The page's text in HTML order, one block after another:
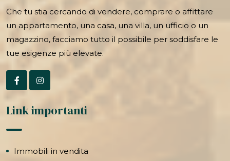
Che tu stia cercando di vendere, comprare o affittare
un appartamento, una casa, una villa, un ufficio o un
magazzino, facciamo tutto il possibile per soddisfare le
tue esigenze più elevate.
Link importanti
Immobili in vendita